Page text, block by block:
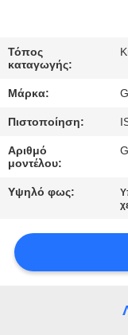
ΜΑΣ
ΥΠΟΘΈΣΕΙΣ
Τόπος
καταγωγής:
Μάρκα:
Πιστοποίηση:
Αριθμό
μοντέλου:
Υψηλό φως: